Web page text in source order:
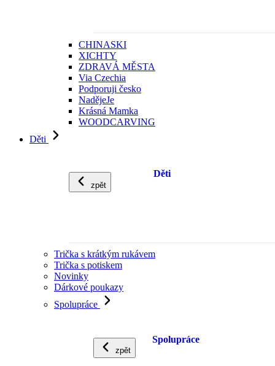
CHINASKI
XICHTY
ZDRAVÁ MĚSTA
Via Czechia
Podporuji česko
NadějeJe
Krásná Mamka
WOODCARVING
Děti
zpět
Děti
Trička s krátkým rukávem
Trička s potiskem
Novinky
Dárkové poukazy
Spolupráce
zpět
Spolupráce